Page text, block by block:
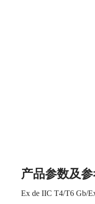
产品参数及
Ex de IIC T4/T6 Gb/